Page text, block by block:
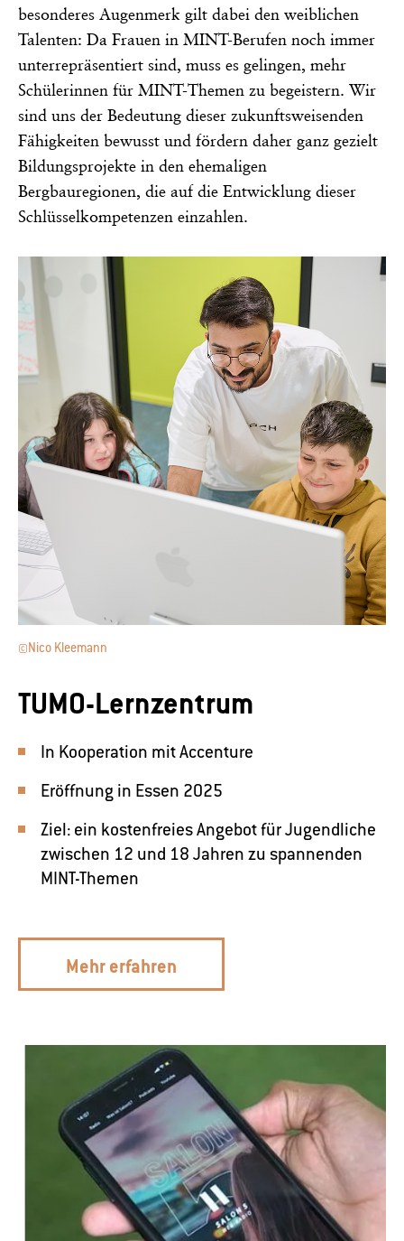
besonderes Augenmerk gilt dabei den weiblichen
Talenten: Da Frauen in MINT-Berufen noch immer
unterrepräsentiert sind, muss es gelingen, mehr
Schülerinnen für MINT-Themen zu begeistern. Wir
sind uns der Bedeutung dieser zukunftsweisenden
Fähigkeiten bewusst und fördern daher ganz gezielt
Bildungsprojekte in den ehemaligen
Bergbauregionen, die auf die Entwicklung dieser
Schlüsselkompetenzen einzahlen.
©Nico Kleemann
TUMO-Lernzentrum
In Kooperation mit Accenture
Eröffnung in Essen 2025
Ziel: ein kostenfreies Angebot für Jugendliche
zwischen 12 und 18 Jahren zu spannenden
MINT-Themen
Mehr erfahren